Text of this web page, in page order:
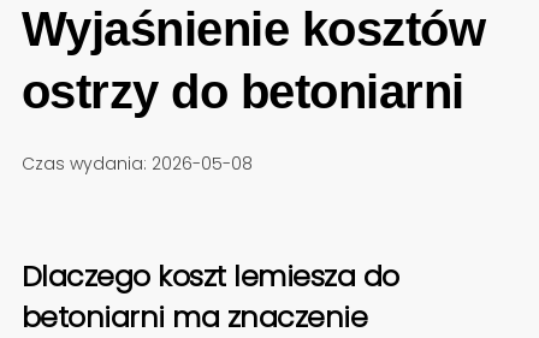
Wyjaśnienie kosztów
ostrzy do betoniarni
Czas wydania: 2026-05-08
Dlaczego koszt lemiesza do
betoniarni ma znaczenie